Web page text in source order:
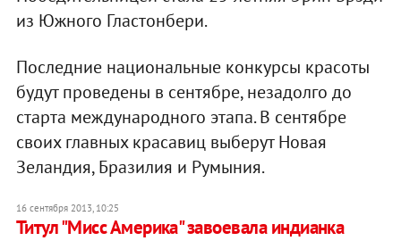
из Южного Гластонбери.
Последние национальные конкурсы красоты
будут проведены в сентябре, незадолго до
старта международного этапа. В сентябре
своих главных красавиц выберут Новая
Зеландия, Бразилия и Румыния.
16 сентября 2013, 10:25
Титул "Мисс Америка" завоевала индианка